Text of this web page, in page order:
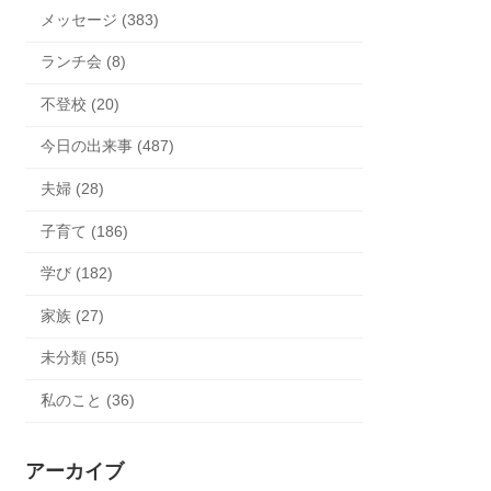
メッセージ (383)
ランチ会 (8)
不登校 (20)
今日の出来事 (487)
夫婦 (28)
子育て (186)
学び (182)
家族 (27)
未分類 (55)
私のこと (36)
アーカイブ